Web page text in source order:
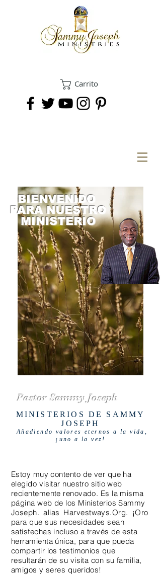
Carrito
BIENVENIDO
PARA NUESTRO
MINISTERIO
Pastor Sammy Joseph
MINISTERIOS DE SAMMY
JOSEPH
Añadiendo valores eternos a la vida,
¡uno a la vez!
Estoy muy contento de ver que ha
elegido visitar nuestro sitio web
recientemente renovado. Es la misma
página web de los Ministerios Sammy
Joseph. alias Harvestways.Org.
¡Oro
para que sus necesidades sean
satisfechas incluso a través de esta
herramienta única, para que pueda
compartir los testimonios que
resultarán de su visita con su familia,
amigos y seres queridos!